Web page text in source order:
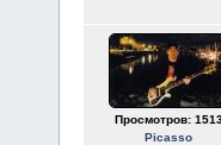
Просмотров:
Picasso